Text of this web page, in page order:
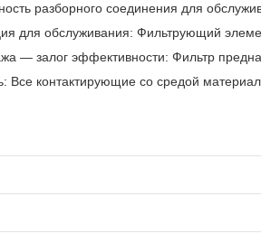
разборного соединения для
для обслуживания: Фильтрующий
— залог эффективности: Фильтр
Все контактирующие со средой